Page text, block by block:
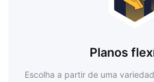
Planos
Escolha a partir de uma